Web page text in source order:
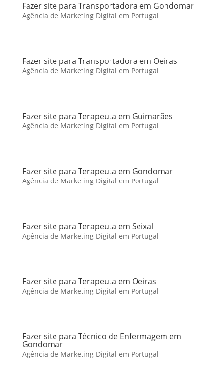
Fazer site para Transportadora em Gondomar
Agência de Marketing Digital em Portugal
Fazer site para Transportadora em Oeiras
Agência de Marketing Digital em Portugal
Fazer site para Terapeuta em Guimarães
Agência de Marketing Digital em Portugal
Fazer site para Terapeuta em Gondomar
Agência de Marketing Digital em Portugal
Fazer site para Terapeuta em Seixal
Agência de Marketing Digital em Portugal
Fazer site para Terapeuta em Oeiras
Agência de Marketing Digital em Portugal
Fazer site para Técnico de Enfermagem em
Gondomar
Agência de Marketing Digital em Portugal